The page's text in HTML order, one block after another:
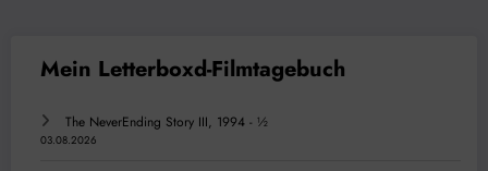
The NeverEnding Story III, 1994 - ½
03.08.2026